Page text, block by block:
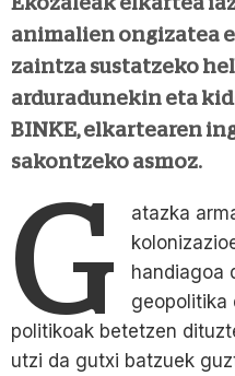
animalien ongizatea
zaintza sustatzeko
arduradunekin eta
BINKE, elkartearen
sakontzeko asmoz.
G
atazka
handiagoa
geopolitika
politikoak betetzen
utzi da gutxi batzuek